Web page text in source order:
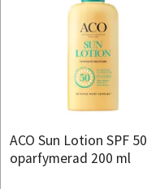
ACO Sun Lotion SPF 50
oparfymerad 200 ml